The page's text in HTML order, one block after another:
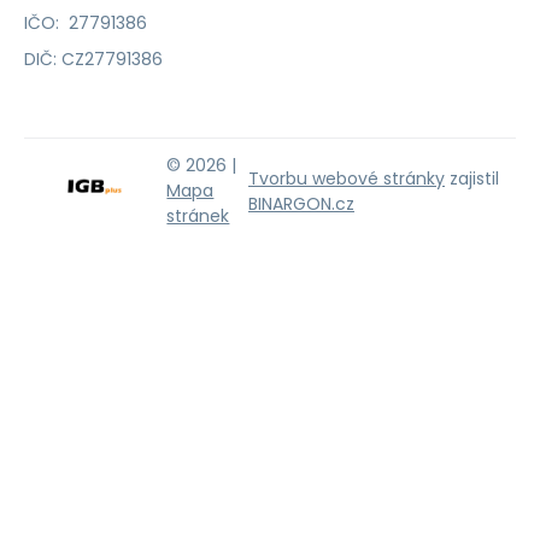
IČO: 27791386
DIČ: CZ27791386
© 2026 |
Mapa
stránek
Tvorbu webové stránky zajistil
BINARGON.cz